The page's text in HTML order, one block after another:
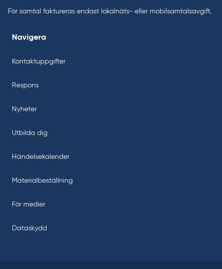
För samtal faktureras endast lokalnäts- eller mobilsamtalsavgift.
Navigera
Kontaktuppgifter
Respons
Nyheter
Utbilda dig
Händelsekalender
Materialbeställning
För medier
Dataskydd